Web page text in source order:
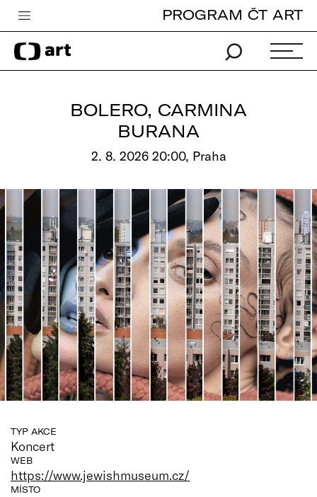
Česká televize
Zpravodajství
Vše o ČT
PROGRAM ČT ART
BOLERO, CARMINA
BURANA
2. 8. 2026 20:00, Praha
TYP AKCE
Koncert
WEB
https://www.jewishmuseum.cz/
MÍSTO